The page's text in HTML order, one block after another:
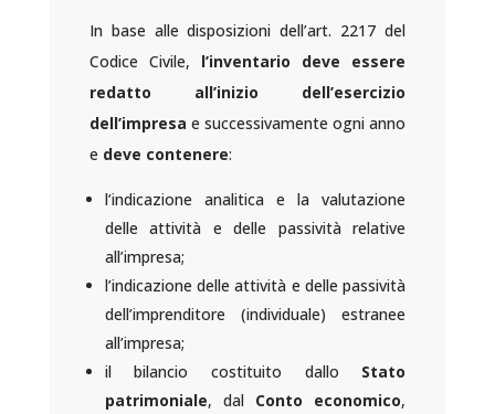
In base alle disposizioni dell’art. 2217 del
Codice Civile, l’inventario deve essere
redatto all’inizio dell’esercizio
dell’impresa e successivamente ogni anno
e deve contenere:
l’indicazione analitica e la valutazione
delle attività e delle passività relative
all’impresa;
l’indicazione delle attività e delle passività
dell’imprenditore (individuale) estranee
all’impresa;
il bilancio costituito dallo Stato
patrimoniale, dal Conto economico,